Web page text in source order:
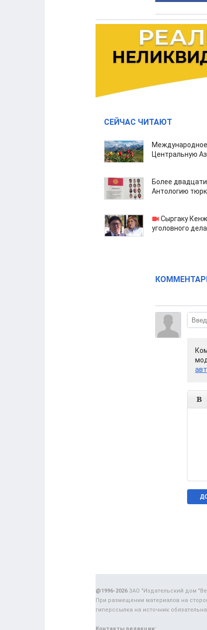
СЕЙЧАС ЧИТАЮТ
Центральную
Более
Антологию
Сыргаку
уголовного

@1996-2026ЗАО "Издательский дом
При размещении материалов на
гиперссылка на источник